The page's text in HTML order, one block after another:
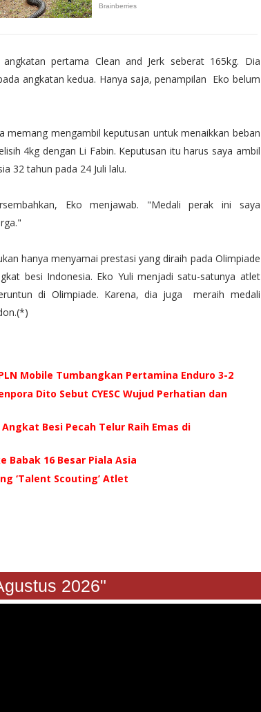
pertama Clean and Jerk seberat 165kg. Dia
angkatan kedua. Hanya saja, penampilan Eko belum
memang mengambil keputusan untuk menaikkan beban
4kg dengan Li Fabin. Keputusan itu harus saya ambil
32 tahun pada 24 Juli lalu.
Eko menjawab. "Medali perak ini saya
hanya menyamai prestasi yang diraih pada Olimpiade
besi Indonesia. Eko Yuli menjadi satu-satunya atlet
di Olimpiade. Karena, dia juga meraih medali
Mobile Tumbangkan Pertamina Enduro 3-2
Dito Sebut CYESC Wujud Perhatian dan
Besi Pecah Telur Raih Emas di
Babak 16 Besar Piala Asia
‘Talent Scouting’ Atlet
2026"